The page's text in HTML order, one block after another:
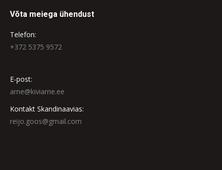
Võta meiega ühendust
Telefon:
+372 5375 9572
E-post:
arne@kiviarne.ee
Kontakt Skandinaavias:
reijo.goos@gmail.com